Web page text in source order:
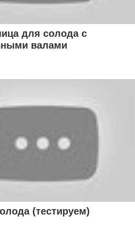
для солода с
валами
(тестируем)